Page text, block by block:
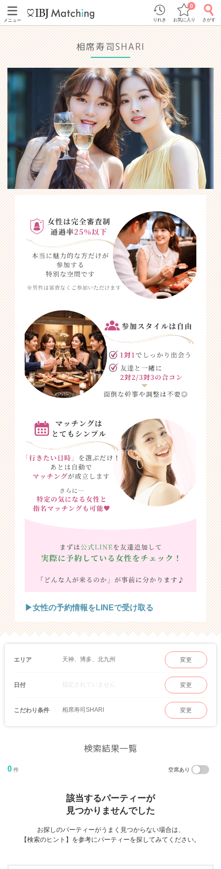
メニュー りれき お気に入り
0
さがす
相席寿司SHARI
▶女性の予約情報をLINEで受け取る
エリア 天神、博多、北九州 変更
日付 指定されていません 変更
こだわり条件 相席寿司SHARI 変更
検索結果一覧
0 件 空席あり
該当するパーティーが
見つかりませんでした
お探しのパーティーがうまく見つからない場合は、
【検索のヒント】を参考にパーティーを探してみてください。